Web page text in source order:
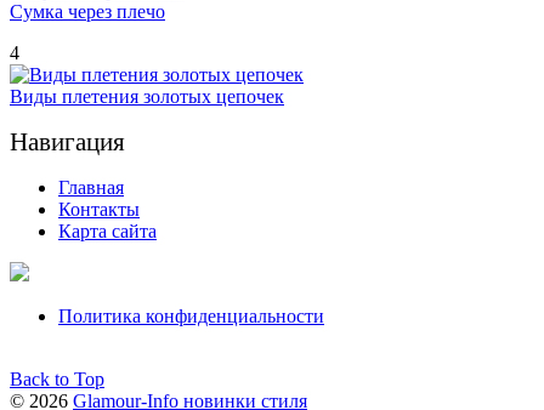
Сумка через плечо
4
Виды плетения золотых цепочек
Навигация
Главная
Контакты
Карта сайта
Политика конфиденциальности
Back to Top
© 2026 Glamour-Info новинки стиля